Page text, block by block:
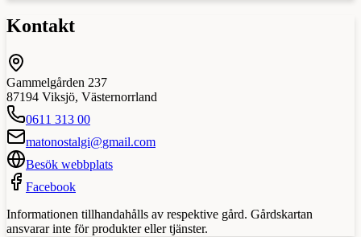
Kontakt
Gammelgården 237
87194 Viksjö, Västernorrland
0611 313 00
matonostalgi@gmail.com
Besök webbplats
Facebook
Informationen tillhandahålls av respektive gård. Gårdskartan
ansvarar inte för produkter eller tjänster.